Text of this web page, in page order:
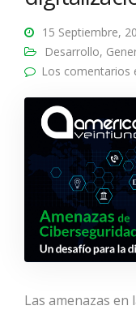
15 Septiembre,
Desarrollo,
Los comentarios
Las amenazas